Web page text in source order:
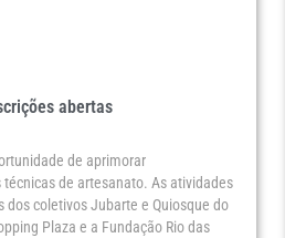
abertas
de aprimorar
de artesanato. As atividades
coletivos Jubarte e Quiosque do
Plaza e a Fundação Rio das